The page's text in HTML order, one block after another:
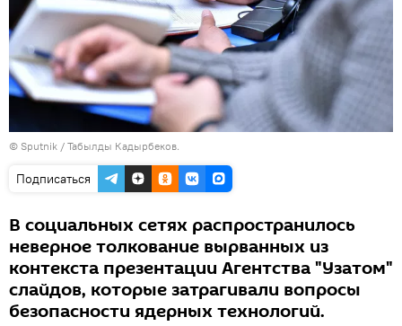
© Sputnik / Табылды Кадырбеков.
Подписаться
В социальных сетях распространилось
неверное толкование вырванных из
контекста презентации Агентства "Узатом"
слайдов, которые затрагивали вопросы
безопасности ядерных технологий.